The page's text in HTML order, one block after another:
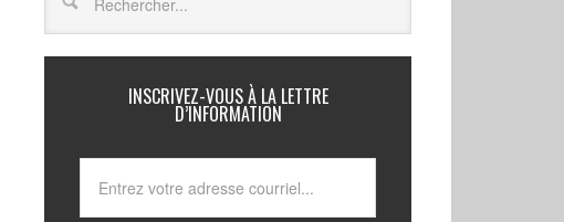
INSCRIVEZ-VOUS À LA LETTRE
D’INFORMATION